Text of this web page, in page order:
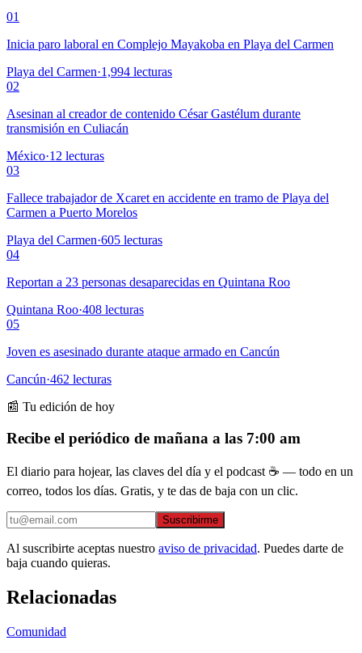
01
Inicia paro laboral en Complejo Mayakoba en Playa del Carmen
Playa del Carmen·1,994 lecturas
02
Asesinan al creador de contenido César Gastélum durante
transmisión en Culiacán
México·12 lecturas
03
Fallece trabajador de Xcaret en accidente en tramo de Playa del
Carmen a Puerto Morelos
Playa del Carmen·605 lecturas
04
Reportan a 23 personas desaparecidas en Quintana Roo
Quintana Roo·408 lecturas
05
Joven es asesinado durante ataque armado en Cancún
Cancún·462 lecturas
📰 Tu edición de hoy
Recibe el periódico de mañana a las 7:00 am
El diario para hojear, las claves del día y el podcast ☕ — todo en un
correo, todos los días. Gratis, y te das de baja con un clic.
Suscribirme
Al suscribirte aceptas nuestro aviso de privacidad. Puedes darte de
baja cuando quieras.
Relacionadas
Comunidad